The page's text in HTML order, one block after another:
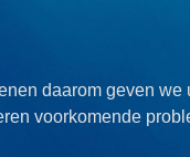
daarom geven we
voorkomende